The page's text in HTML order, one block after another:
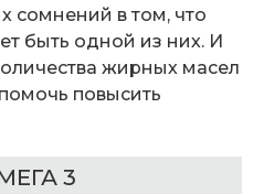
сомнений в том, что
быть одной из них. И
жирных масел
повысить
3